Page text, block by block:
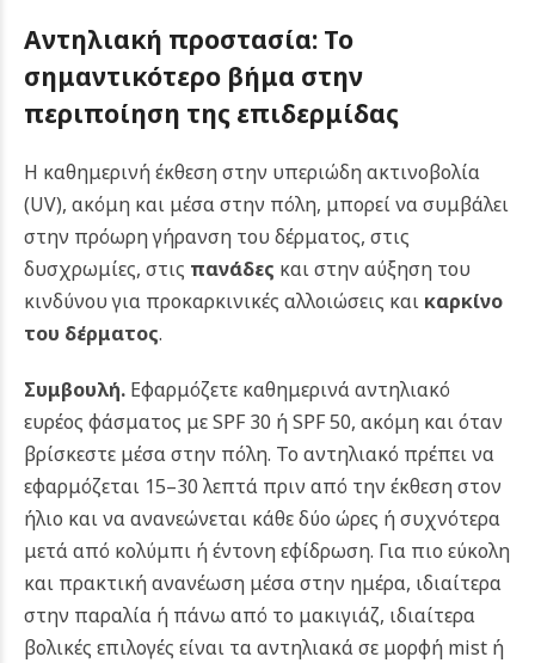
Αντηλιακή προστασία: Το
σημαντικότερο βήμα στην
περιποίηση της επιδερμίδας
Η καθημερινή έκθεση στην υπεριώδη ακτινοβολία
(UV), ακόμη και μέσα στην πόλη, μπορεί να συμβάλει
στην πρόωρη γήρανση του δέρματος, στις
δυσχρωμίες, στις πανάδες και στην αύξηση του
κινδύνου για προκαρκινικές αλλοιώσεις και καρκίνο
του δέρματος.
Συμβουλή. Εφαρμόζετε καθημερινά αντηλιακό
ευρέος φάσματος με SPF 30 ή SPF 50, ακόμη και όταν
βρίσκεστε μέσα στην πόλη. Το αντηλιακό πρέπει να
εφαρμόζεται 15–30 λεπτά πριν από την έκθεση στον
ήλιο και να ανανεώνεται κάθε δύο ώρες ή συχνότερα
μετά από κολύμπι ή έντονη εφίδρωση. Για πιο εύκολη
και πρακτική ανανέωση μέσα στην ημέρα, ιδιαίτερα
στην παραλία ή πάνω από το μακιγιάζ, ιδιαίτερα
βολικές επιλογές είναι τα αντηλιακά σε μορφή mist ή